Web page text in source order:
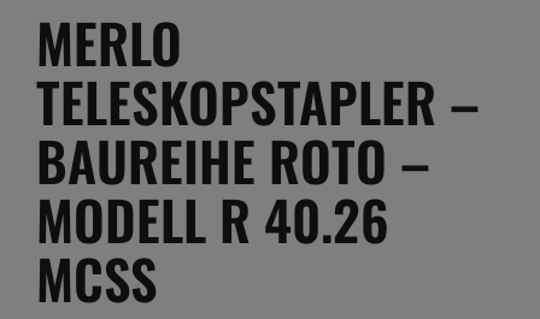
Service
Kontakt
Jobs
News
Ersatzteile
MERLO
TELESKOPSTAPLER –
BAUREIHE ROTO –
MODELL R 40.26
MCSS